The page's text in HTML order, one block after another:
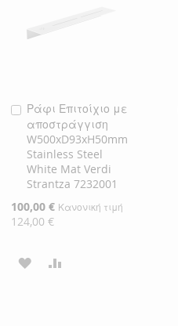
ΕΠΙΘΥΜΙΏΝ
Ράφι Επιτοίχιο με
αποστράγγιση
W500xD93xH50mm
Stainless Steel
White Mat Verdi
Strantza 7232001
Ειδική
Τιμή
100,00 € Κανονική τιμή
124,00 €
Προσθήκη
στο
Καλάθι
ΠΡΟΣΘΉΚΗ